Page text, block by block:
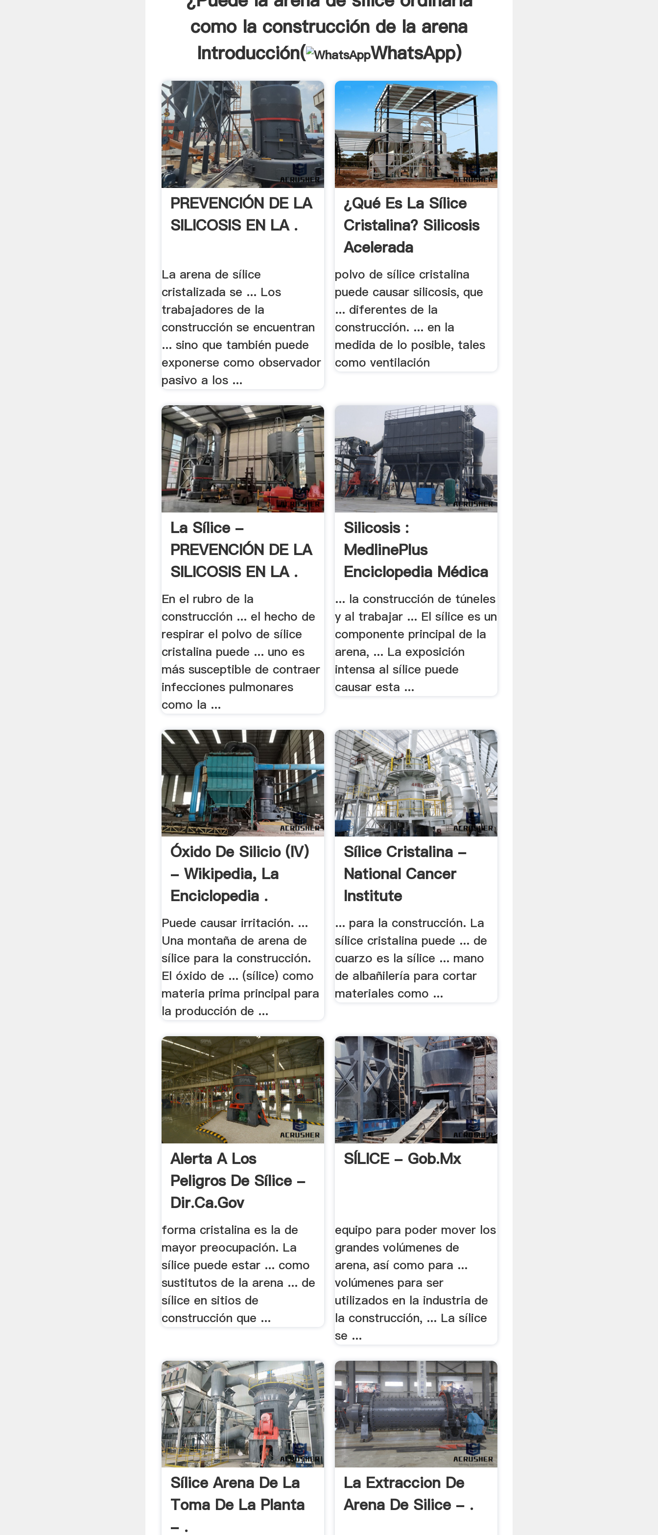
como la construcción de la arena
Introducción(
WhatsApp)
PREVENCIÓN DE LA
SILICOSIS EN LA .
La arena de sílice
cristalizada se ... Los
trabajadores de la
construcción se encuentran
... sino que también puede
exponerse como observador
pasivo a los ...
¿Qué Es La Sílice
Cristalina? Silicosis
Acelerada
polvo de sílice cristalina
puede causar silicosis, que
... diferentes de la
construcción. ... en la
medida de lo posible, tales
como ventilación
La Sílice -
PREVENCIÓN DE LA
SILICOSIS EN LA .
En el rubro de la
construcción ... el hecho de
respirar el polvo de sílice
cristalina puede ... uno es
más susceptible de contraer
infecciones pulmonares
como la ...
Silicosis :
MedlinePlus
Enciclopedia Médica
... la construcción de túneles
y al trabajar ... El sílice es un
componente principal de la
arena, ... La exposición
intensa al sílice puede
causar esta ...
Óxido De Silicio (IV)
- Wikipedia, La
Enciclopedia .
Puede causar irritación. ...
Una montaña de arena de
sílice para la construcción.
El óxido de ... (sílice) como
materia prima principal para
la producción de ...
Sílice Cristalina -
National Cancer
Institute
... para la construcción. La
sílice cristalina puede ... de
cuarzo es la sílice ... mano
de albañilería para cortar
materiales como ...
Alerta A Los
Peligros De Sílice -
Dir.ca.gov
forma cristalina es la de
mayor preocupación. La
sílice puede estar ... como
sustitutos de la arena ... de
sílice en sitios de
construcción que ...
SÍLICE - Gob.mx
equipo para poder mover los
grandes volúmenes de
arena, así como para ...
volúmenes para ser
utilizados en la industria de
la construcción, ... La sílice
se ...
Sílice Arena De La
Toma De La Planta
- .
La Extraccion De
Arena De Silice - .